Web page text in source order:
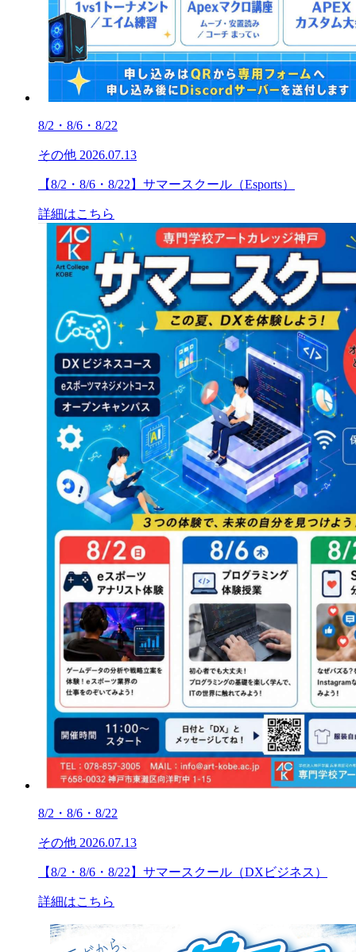
8/2・8/6・8/22
その他 2026.07.13
【8/2・8/6・8/22】サマースクール（Esports）
詳細はこちら
8/2・8/6・8/22
その他 2026.07.13
【8/2・8/6・8/22】サマースクール（DXビジネス）
詳細はこちら